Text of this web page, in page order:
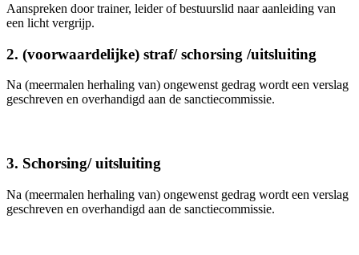
Aanspreken door trainer, leider of bestuurslid naar aanleiding van
een licht vergrijp.
2. (voorwaardelijke) straf/ schorsing /uitsluiting
Na (meermalen herhaling van) ongewenst gedrag wordt een verslag
geschreven en overhandigd aan de sanctiecommissie.
3. Schorsing/ uitsluiting
Na (meermalen herhaling van) ongewenst gedrag wordt een verslag
geschreven en overhandigd aan de sanctiecommissie.